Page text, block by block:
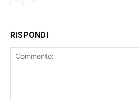
RISPONDI